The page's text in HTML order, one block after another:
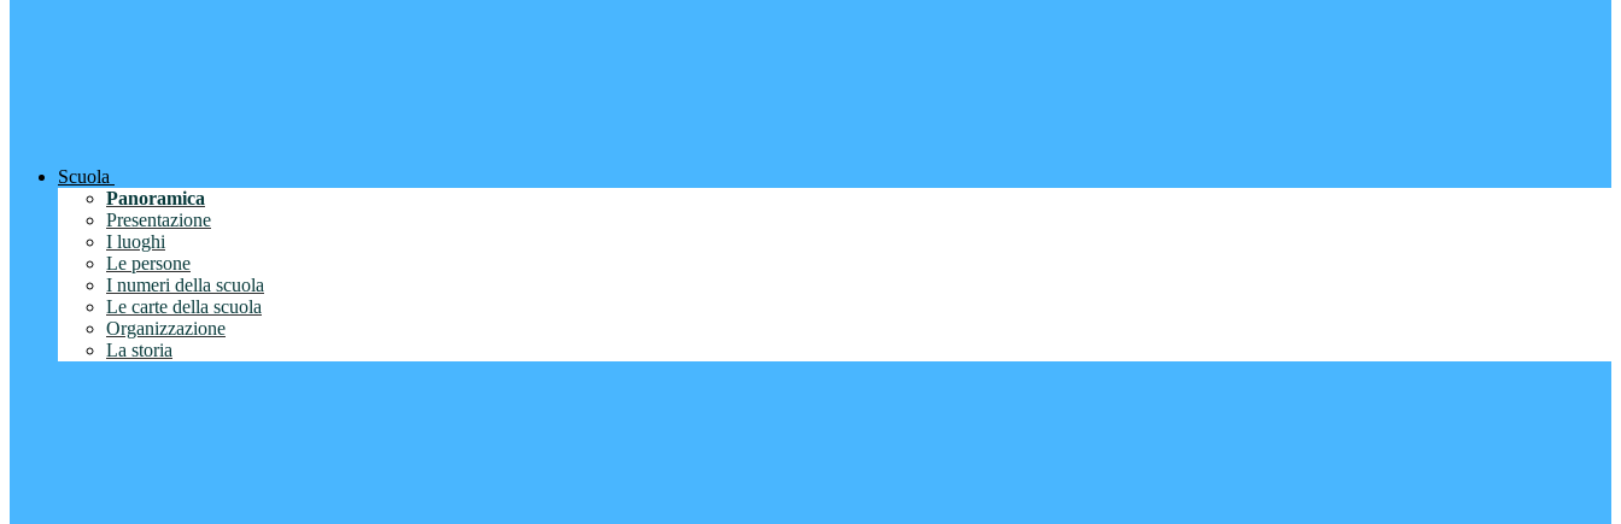
Scuola
Panoramica
Presentazione
I luoghi
Le persone
I numeri della scuola
Le carte della scuola
Organizzazione
La storia